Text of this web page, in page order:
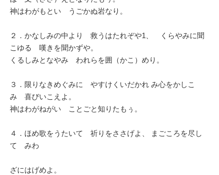
神はわがもとい うごかぬ岩なり。
２．かなしみの中より 救うはたれぞや1、 くらやみに聞
こゆる 嘆きを聞かずや。
くるしみとなやみ われらを囲（かこ）めり。
３．限りなきめぐみに やすけくいだかれ み心をかしこ
み 喜びいこえよ。
神はわがねがい ことごと知りたもぅ。
４．ほめ歌をうたいて 祈りをささげよ、 まごころを尽し
て みわ
ざにはげめよ。